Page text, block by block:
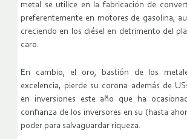
metal se utilice en la fabricación de
preferentemente en motores de gasolina,
creciendo en los diésel en detrimento del
caro.
En cambio, el oro, bastión de los
excelencia, pierde su corona además de
en inversiones este año que ha
confianza de los inversores en su (hasta
poder para salvaguardar riqueza.